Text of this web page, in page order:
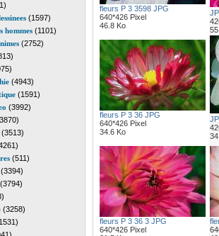
(1597)
hommes(1101)
(2752)
(4943)
(1591)
(3992)
(511)
(3258)
fleurs P 3 3598 JPG
640*426 Pixel
46.8 Ko
fleurs P 3 36 JPG
640*426 Pixel
34.6 Ko
fleurs P 3 36 3 JPG
640*426 Pixel